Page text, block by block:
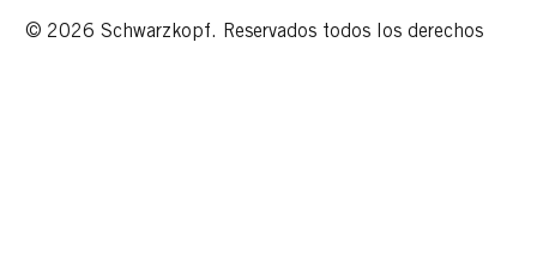
© 2026 Schwarzkopf. Reservados todos los derechos